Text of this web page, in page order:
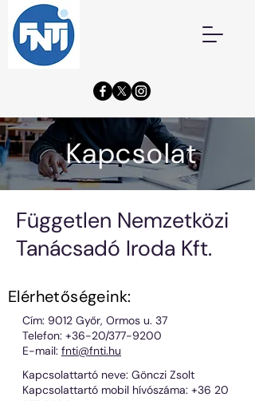
Kapcsolat
Független Nemzetközi
Tanácsadó Iroda Kft.
Elérhetőségeink:
Cím: 9012 Győr, Ormos u. 37
Telefon: +36-20/377-9200
E-mail: fnti@fnti.hu
Kapcsolattartó neve: Gönczi Zsolt
Kapcsolattartó mobil hívószáma: +36 20